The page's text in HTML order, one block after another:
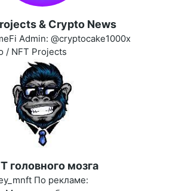
& Crypto News
Admin: @cryptocake1000x
/ NFT Projects
головного мозга
По рекламе: